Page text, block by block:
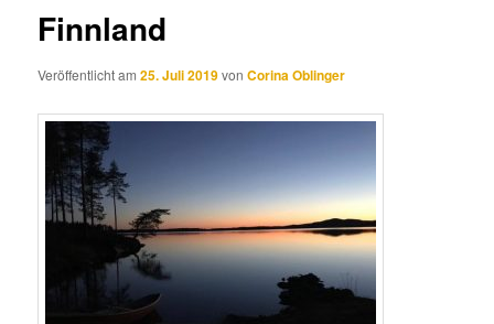
Finnland
Veröffentlicht am25. Juli 2019vonCorina Oblinger